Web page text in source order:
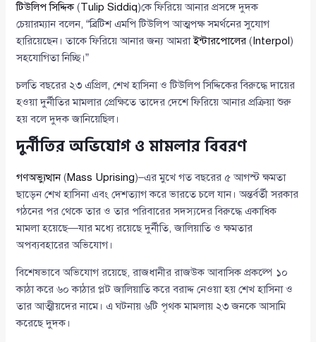
টিউলিপ সিদ্দিক(Tulip Siddiq)কে ফিরিয়ে আনার প্রসঙ্গে দুদক
চেয়ারম্যান বলেন, “ব্রিটিশ এমপি টিউলিপ আত্মপক্ষ সমর্থনের সুযোগ
হারিয়েছেন। তাকে ফিরিয়ে আনার জন্য আমরাইন্টারপোলের (Interpol)
সহযোগিতা নিচ্ছি।”
চলতি বছরের ২৩ এপ্রিল, শেখ হাসিনা ও টিউলিপ সিদ্দিকের বিরুদ্ধে দায়ের
হওয়া দুর্নীতির মামলার প্রেক্ষিতে তাদের দেশে ফিরিয়ে আনার প্রক্রিয়া শুরু
হয় বলে দুদক জানিয়েছিল।
দুর্নীতির অভিযোগ ও মামলার বিবরণ
গণঅভ্যুত্থান(Mass Uprising)–এর মুখে গত বছরের ৫ আগস্ট ক্ষমতা
ছাড়েন শেখ হাসিনা এবং দেশত্যাগ করে ভারতে চলে যান। অন্তর্বর্তী সরকার
গঠনের পর থেকে তার ও তার পরিবারের সদস্যদের বিরুদ্ধে একাধিক
মামলা হয়েছে—যার মধ্যে রয়েছে দুর্নীতি, জালিয়াতি ও ক্ষমতার
অপব্যবহারের অভিযোগ।
বিশেষভাবে অভিযোগ রয়েছে, রাজধানীর রাজউক আবাসিক প্রকল্পে ১০
কাঠা করে ৬০ কাঠার প্লট জালিয়াতি করে বরাদ্দ নেওয়া হয় শেখ হাসিনা ও
তার আত্মীয়দের নামে। এ ঘটনায় ৬টি পৃথক মামলায় ২৩ জনকে আসামি
করেছে দুদক।